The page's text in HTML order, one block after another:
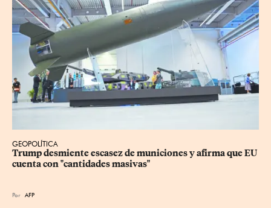
GEOPOLÍTICA
Trump desmiente escasez de municiones y afirma que EU
cuenta con "cantidades masivas"
Por AFP